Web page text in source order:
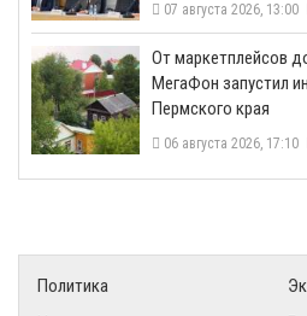
07 августа 2026, 13:00
От маркетплейсов
МегаФон запустил
Пермского края
06 августа 2026, 17:10
Политика